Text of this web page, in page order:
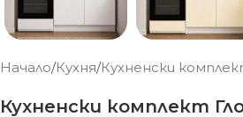
Начало/Кухня/Кухненски
Кухненски комплект